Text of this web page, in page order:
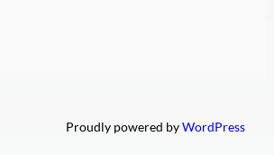
Proudly powered byWordPress